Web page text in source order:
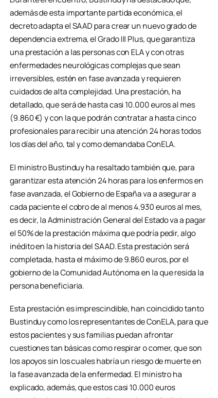
además de esta importante partida económica, el
decreto adapta el SAAD para crear un nuevo grado de
dependencia extrema, el Grado III Plus, que garantiza
una prestación a las personas con ELA y con otras
enfermedades neurológicas complejas que sean
irreversibles, estén en fase avanzada y requieren
cuidados de alta complejidad. Una prestación, ha
detallado, que será de hasta casi 10.000 euros al mes
(9.860 €) y con la que podrán contratar a hasta cinco
profesionales para recibir una atención 24 horas todos
los días del año, tal y como demandaba ConELA.
El ministro Bustinduy ha resaltado también que, para
garantizar esta atención 24 horas para los enfermos en
fase avanzada, el Gobierno de España va a asegurar a
cada paciente el cobro de al menos 4.930 euros al mes,
es decir, la Administración General del Estado va a pagar
el 50% de la prestación máxima que podría pedir, algo
inédito en la historia del SAAD. Esta prestación será
completada, hasta el máximo de 9.860 euros, por el
gobierno de la Comunidad Autónoma en la que resida la
persona beneficiaria.
Esta prestación es imprescindible, han coincidido tanto
Bustinduy como los representantes de ConELA, para que
estos pacientes y sus familias puedan afrontar
cuestiones tan básicas como respirar o comer, que son
los apoyos sin los cuales habría un riesgo de muerte en
la fase avanzada de la enfermedad. El ministro ha
explicado, además, que estos casi 10.000 euros